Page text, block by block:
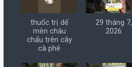
thuốc trị dế
mèn châu
chấu trên cây
cà phê
29 tháng 7,
2026